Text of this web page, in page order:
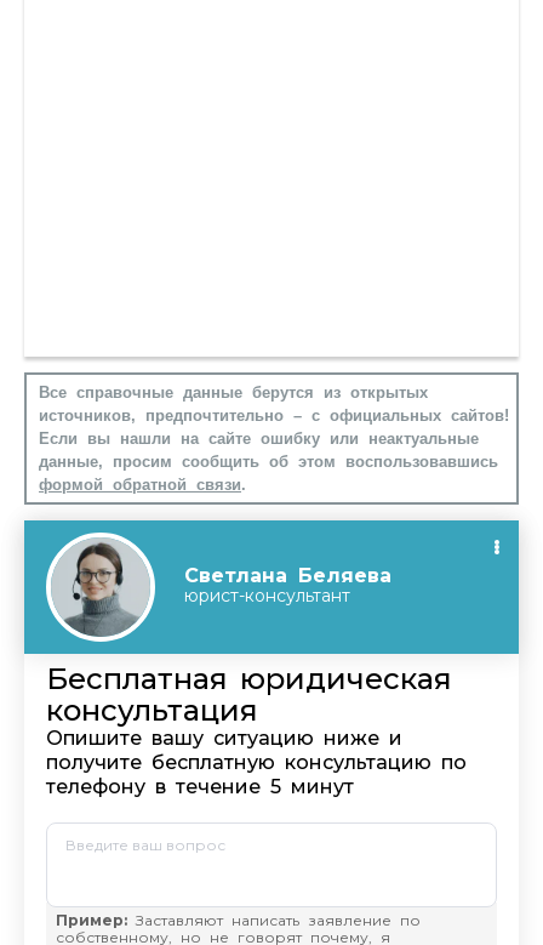
Все справочные данные берутся из открытых
источников, предпочтительно – с официальных сайтов!
Если вы нашли на сайте ошибку или неактуальные
данные, просим сообщить об этом воспользовавшись
формой обратной связи.